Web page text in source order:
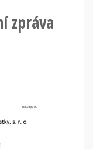
zpráva